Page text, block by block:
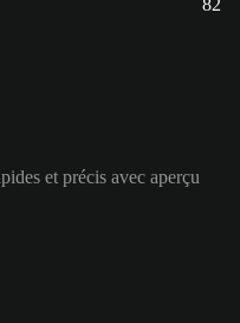
et précis avec aperçu